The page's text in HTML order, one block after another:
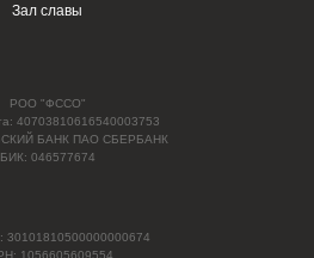
Зал славы
РОО "ФССО"
40703810616540003753
БАНК ПАО СБЕРБАНК
БИК: 046577674
30101810500000000674
1056605609554